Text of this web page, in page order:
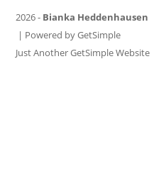
2026 - Bianka Heddenhausen
| Powered by GetSimple
Just Another GetSimple Website